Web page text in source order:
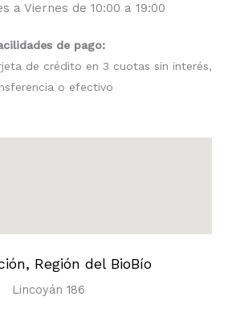
a Viernes de 10:00 a 19:00
de pago:
de crédito en 3 cuotas sin interés,
o efectivo
Región del BioBío
Lincoyán 186